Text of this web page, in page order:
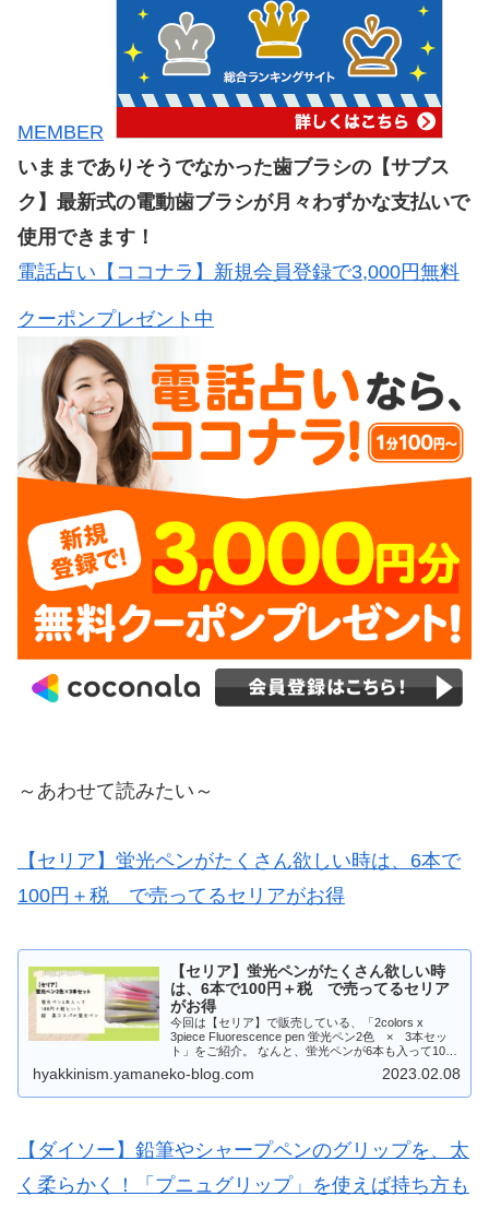
MEMBER
いままでありそうでなかった歯ブラシの【サブス
ク】最新式の電動歯ブラシが月々わずかな支払いで
使用できます！
電話占い【ココナラ】新規会員登録で3,000円無料
クーポンプレゼント中
～あわせて読みたい～
【セリア】蛍光ペンがたくさん欲しい時は、6本で
100円＋税 で売ってるセリアがお得
【セリア】蛍光ペンがたくさん欲しい時
は、6本で100円＋税 で売ってるセリア
がお得
今回は【セリア】で販売している、「2colors x
3piece Fluorescence pen 蛍光ペン2色 × 3本セッ
ト」をご紹介。 なんと、蛍光ペンが6本も入って100
hyakkinism.yamaneko-blog.com 2023.02.08
【ダイソー】鉛筆やシャープペンのグリップを、太
く柔らかく！「プニュグリップ」を使えば持ち方も